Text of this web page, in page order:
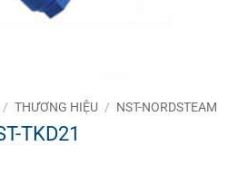
/ THƯƠNG HIỆU / NST-NORDSTEAM
TKD21